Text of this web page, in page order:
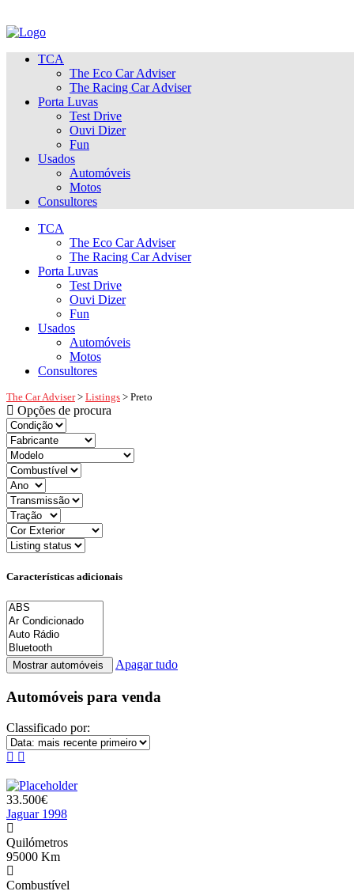
TCA
The Eco Car Adviser
The Racing Car Adviser
Porta Luvas
Test Drive
Ouvi Dizer
Fun
Usados
Automóveis
Motos
Consultores
TCA
The Eco Car Adviser
The Racing Car Adviser
Porta Luvas
Test Drive
Ouvi Dizer
Fun
Usados
Automóveis
Motos
Consultores
The Car Adviser> Listings > Preto
Opções de procura
Características adicionais
Apagar tudo
Automóveis para venda
Classificado por:
33.500€
Jaguar 1998
Quilómetros
95000 Km
Combustível